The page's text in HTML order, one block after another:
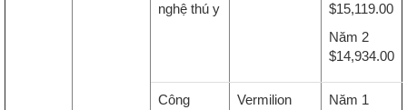
nghệ thú y
$15,119.00
Năm 2
$14,934.00
Công
Vermilion
Năm 1